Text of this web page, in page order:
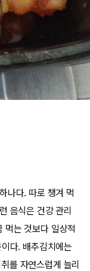
나다. 따로 챙겨 먹
음식은 건강 관리
먹는 것보다 일상적
다. 배추김치에는
를 자연스럽게 늘리